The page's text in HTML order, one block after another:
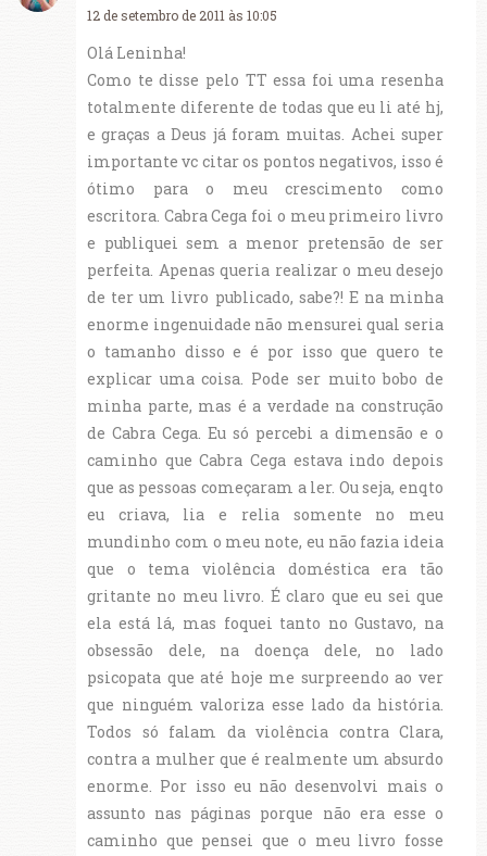
12 de setembro de 2011 às 10:05
Olá Leninha!
Como te disse pelo TT essa foi uma resenha
totalmente diferente de todas que eu li até hj,
e graças a Deus já foram muitas. Achei super
importante vc citar os pontos negativos, isso é
ótimo para o meu crescimento como
escritora. Cabra Cega foi o meu primeiro livro
e publiquei sem a menor pretensão de ser
perfeita. Apenas queria realizar o meu desejo
de ter um livro publicado, sabe?! E na minha
enorme ingenuidade não mensurei qual seria
o tamanho disso e é por isso que quero te
explicar uma coisa. Pode ser muito bobo de
minha parte, mas é a verdade na construção
de Cabra Cega. Eu só percebi a dimensão e o
caminho que Cabra Cega estava indo depois
que as pessoas começaram a ler. Ou seja, enqto
eu criava, lia e relia somente no meu
mundinho com o meu note, eu não fazia ideia
que o tema violência doméstica era tão
gritante no meu livro. É claro que eu sei que
ela está lá, mas foquei tanto no Gustavo, na
obsessão dele, na doença dele, no lado
psicopata que até hoje me surpreendo ao ver
que ninguém valoriza esse lado da história.
Todos só falam da violência contra Clara,
contra a mulher que é realmente um absurdo
enorme. Por isso eu não desenvolvi mais o
assunto nas páginas porque não era esse o
caminho que pensei que o meu livro fosse